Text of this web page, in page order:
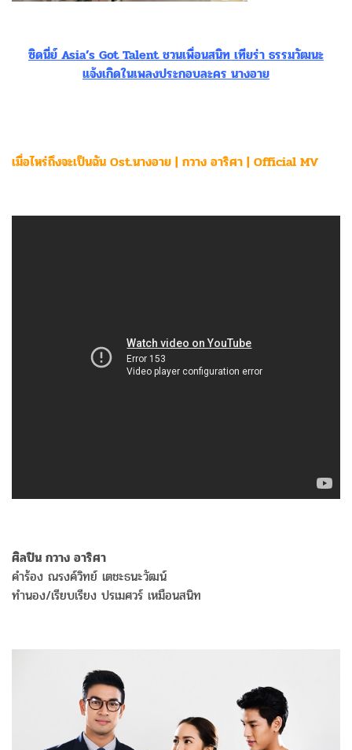
ซิดนี่ย์ Asia’s Got Talent ชวนเพื่อนสนิท เทียร่า ธรรมวัฒนะ
แจ้งเกิดในเพลงประกอบละคร นางอาย
เมื่อไหร่ถึงจะเป็นฉัน Ost.นางอาย | กวาง อาริศา | Official MV
ศิลปิน กวาง อาริศา
คำร้อง ณรงค์วิทย์ เตชะธนะวัฒน์
ทำนอง/เรียบเรียง ปรเมศวร์ เหมือนสนิท